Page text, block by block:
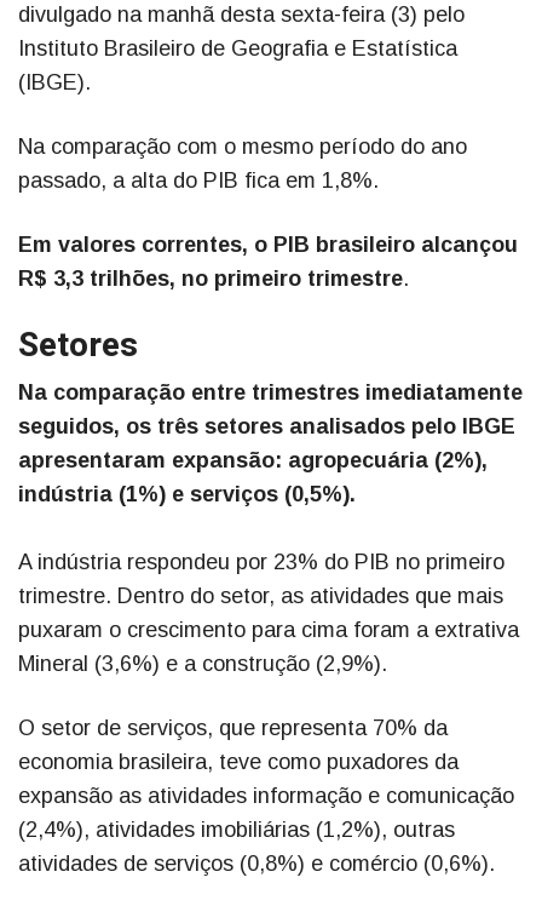
divulgado na manhã desta sexta-feira (3) pelo
Instituto Brasileiro de Geografia e Estatística
(IBGE).
Na comparação com o mesmo período do ano
passado, a alta do PIB fica em 1,8%.
Em valores correntes, o PIB brasileiro alcançou
R$ 3,3 trilhões, no primeiro trimestre.
Setores
Na comparação entre trimestres imediatamente
seguidos, os três setores analisados pelo IBGE
apresentaram expansão: agropecuária (2%),
indústria (1%) e serviços (0,5%).
A indústria respondeu por 23% do PIB no primeiro
trimestre. Dentro do setor, as atividades que mais
puxaram o crescimento para cima foram a extrativa
Mineral (3,6%) e a construção (2,9%).
O setor de serviços, que representa 70% da
economia brasileira, teve como puxadores da
expansão as atividades informação e comunicação
(2,4%), atividades imobiliárias (1,2%), outras
atividades de serviços (0,8%) e comércio (0,6%).